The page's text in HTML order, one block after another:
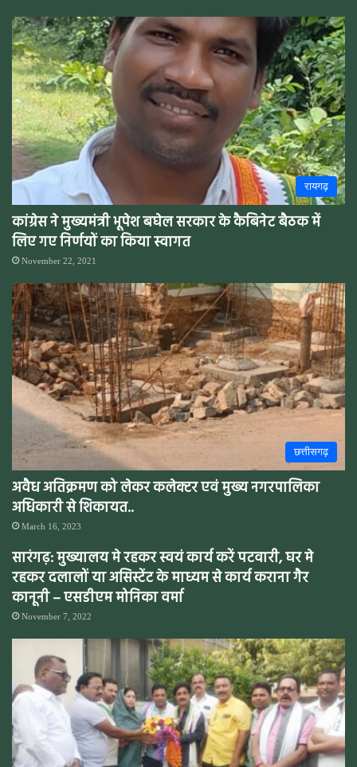
रायगढ़
कांग्रेस ने मुख्यमंत्री भूपेश बघेल सरकार के कैबिनेट बैठक में
लिए गए निर्णयों का किया स्वागत
November 22, 2021
छत्तीसगढ़
अवैध अतिक्रमण को लेकर कलेक्टर एवं मुख्य नगरपालिका
अधिकारी से शिकायत..
March 16, 2023
सारंगढ़: मुख्यालय मे रहकर स्वयं कार्य करें पटवारी, घर मे
रहकर दलालों या असिस्टेंट के माध्यम से कार्य कराना गैर
कानूनी – एसडीएम मोनिका वर्मा
November 7, 2022